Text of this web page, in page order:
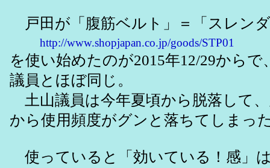
戸田が「腹筋ベルト」＝「スレン
http://www.shopjapan.co.jp/goods/STP01
を使い始めたのが2015年12/29からで
議員とほぼ同じ。
土山議員は今年夏頃から脱落して
から使用頻度がグンと落ちてしまっ
使っていると「効いている！感」